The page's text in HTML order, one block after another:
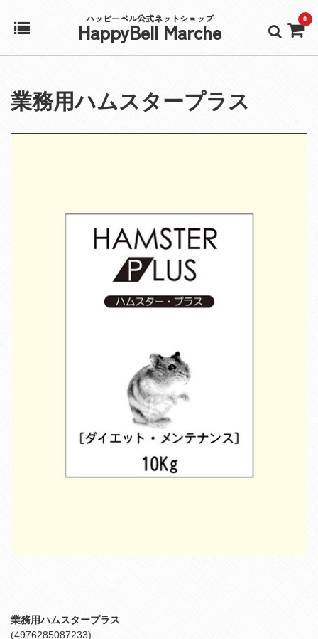
ハッピーベル公式ネットショップ
HappyBell Marche 0
アカウント
業務用ハムスタープラス
業務用ハムスタープラス
(4976285087233)